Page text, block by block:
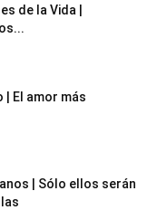
de la Vida |
| El amor más
| Sólo ellos serán